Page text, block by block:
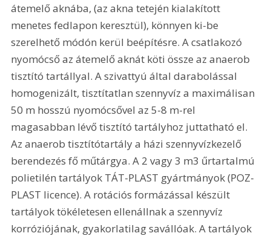
átemelő aknába, (az akna tetején kialakított
menetes fedlapon keresztül), könnyen ki-be
szerelhető módón kerül beépítésre. A csatlakozó
nyomócső az átemelő aknát köti össze az anaerob
tisztító tartállyal. A szivattyú által darabolással
homogenizált, tisztítatlan szennyvíz a maximálisan
50 m hosszú nyomócsővel az 5-8 m-rel
magasabban lévő tisztító tartályhoz juttatható el.
Az anaerob tisztítótartály a házi szennyvízkezelő
berendezés fő műtárgya. A 2 vagy 3 m3 űrtartalmú
polietilén tartályok TÁT-PLAST gyártmányok (POZ-
PLAST licence). A rotációs formázással készült
tartályok tökéletesen ellenállnak a szennyvíz
korróziójának, gyakorlatilag savállóak. A tartályok